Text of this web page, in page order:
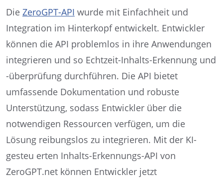
Die ZeroGPT-API wurde mit Einfachheit und
Integration im Hinterkopf entwickelt. Entwickler
können die API problemlos in ihre Anwendungen
integrieren und so Echtzeit-Inhalts-Erkennung und
-überprüfung durchführen. Die API bietet
umfassende Dokumentation und robuste
Unterstützung, sodass Entwickler über die
notwendigen Ressourcen verfügen, um die
Lösung reibungslos zu integrieren. Mit der KI-
gesteu erten Inhalts-Erkennungs-API von
ZeroGPT.net können Entwickler jetzt